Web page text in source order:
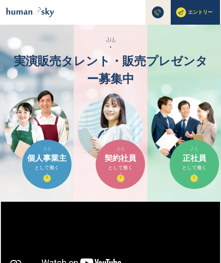
エントリー
・
実演販売タレント・販売プレゼンタ
ー募集中
個人事業主
として働く
契約社員
として働く
正社員
として働く